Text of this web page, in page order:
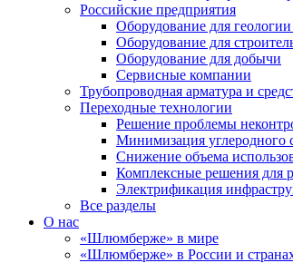
Российские предприятия
Оборудование для
Оборудование для
Оборудование для добычи
Сервисные компании
Трубопроводная арматура и
Переходные технологии
Решение проблемы
Минимизация углеродного
Снижение объема
Комплексные решения для
Электрификация
Все разделы
О нас
«Шлюмберже» в мире
«Шлюмберже» в России и